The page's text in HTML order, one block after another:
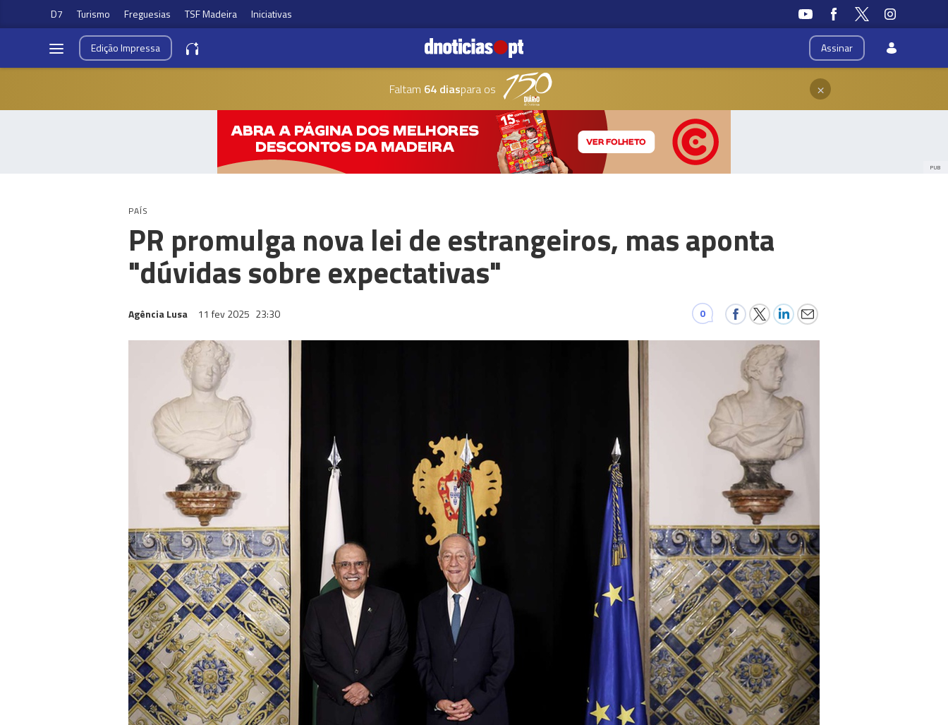
D7 Turismo Freguesias TSF Madeira Iniciativas
Assinar
EdiçãoImpressa
Faltam 64 diaspara os ×
PUB
PAÍS
PR promulga nova lei de estrangeiros, mas aponta
"dúvidas sobre expectativas"
Agência Lusa 11 fev 2025 23:30 0